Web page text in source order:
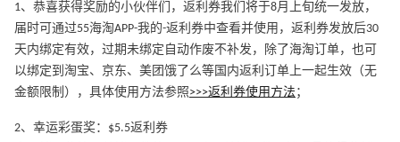
1、恭喜获得奖励的小伙伴们，返利券我们将于8月上旬统一发放，
届时可通过55海淘APP-我的-返利券中查看并使用，返利券发放后30
天内绑定有效，过期未绑定自动作废不补发，除了海淘订单，也可
以绑定到淘宝、京东、美团饿了么等国内返利订单上一起生效（无
金额限制），具体使用方法参照>>>返利券使用方法；
2、幸运彩蛋奖：$5.5返利券